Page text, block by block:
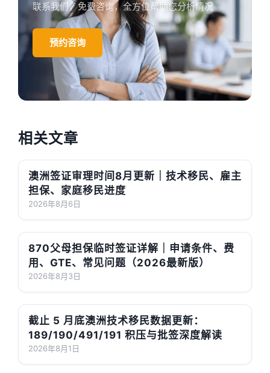
联系我们，免费咨询，全方位帮助您分析情况
预约咨询
相关文章
澳洲签证审理时间8月更新｜技术移民、雇主
担保、家庭移民进度
2026年8月6日
870父母担保临时签证详解｜申请条件、费
用、GTE、常见问题（2026最新版）
2026年8月3日
截止 5 月底澳洲技术移民数据更新：
189/190/491/191 积压与批签深度解读
2026年8月1日